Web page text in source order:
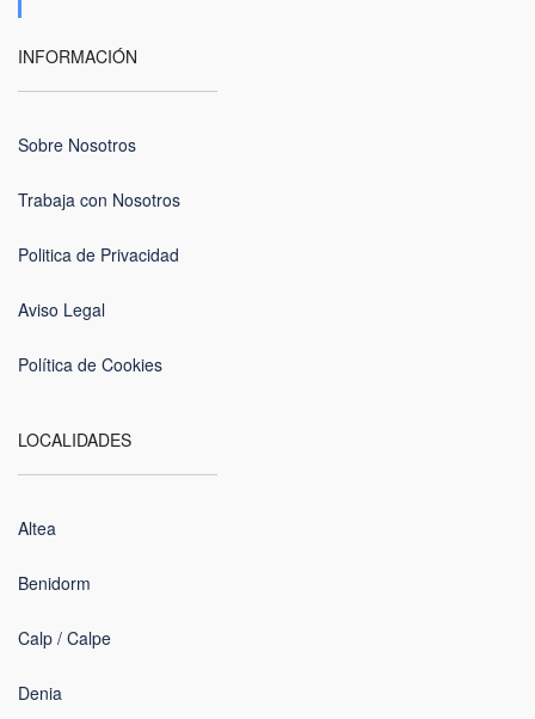
INFORMACIÓN
Sobre Nosotros
Trabaja con Nosotros
Politica de Privacidad
Aviso Legal
Política de Cookies
LOCALIDADES
Altea
Benidorm
Calp / Calpe
Denia